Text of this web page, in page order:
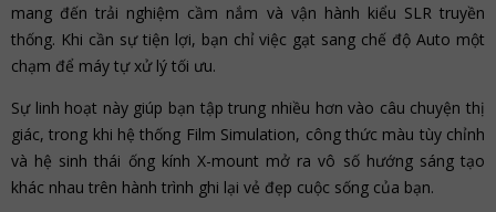
mang đến trải nghiệm cầm nắm và vận hành kiểu SLR truyền
thống. Khi cần sự tiện lợi, bạn chỉ việc gạt sang chế độ Auto một
chạm để máy tự xử lý tối ưu.
Sự linh hoạt này giúp bạn tập trung nhiều hơn vào câu chuyện thị
giác, trong khi hệ thống Film Simulation, công thức màu tùy chỉnh
và hệ sinh thái ống kính X-mount mở ra vô số hướng sáng tạo
khác nhau trên hành trình ghi lại vẻ đẹp cuộc sống của bạn.